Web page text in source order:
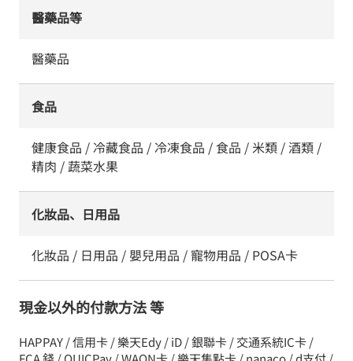
醫藥品等
醫藥品
食品
健康食品 / 冷藏食品 / 冷凍食品 / 食品 / 米類 / 酒類 /
精肉 / 蔬菜水果
化妝品、日用品
化妝品 / 日用品 / 嬰兒用品 / 寵物用品 / POSA卡
現金以外的付款方法 等
HAPPAY / 信用卡 / 樂天Edy / iD / 銀聯卡 / 交通系統IC卡 /